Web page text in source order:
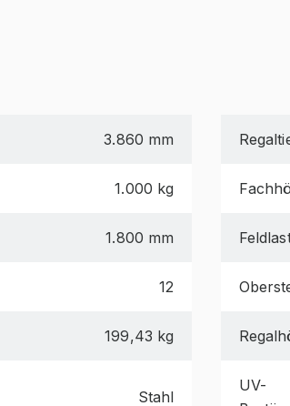
3.860 mm
1.000 kg
1.800 mm
12
199,43 kg
Stahl
UV-